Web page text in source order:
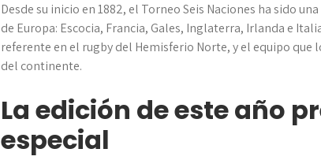
Desde su inicio en 1882, el Torneo Seis Naciones ha sido
de Europa: Escocia, Francia, Gales, Inglaterra, Irlanda e
referente en el rugby del Hemisferio Norte, y el equipo
del continente.
La edición de este año
especial